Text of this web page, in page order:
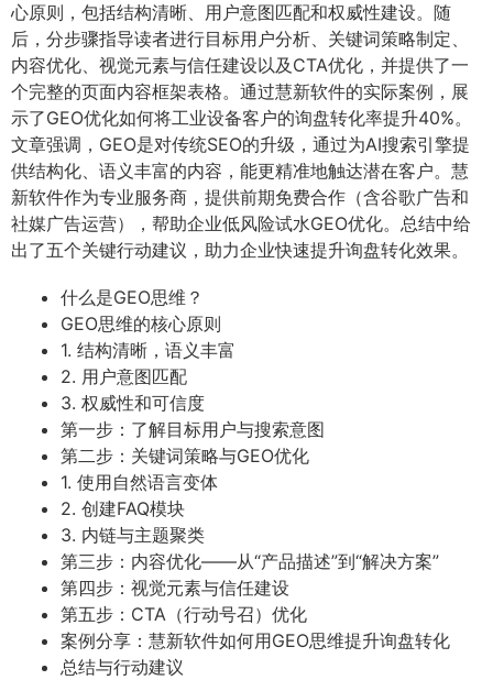
心原则，包括结构清晰、用户意图匹配和权威性建设。随
后，分步骤指导读者进行目标用户分析、关键词策略制定、
内容优化、视觉元素与信任建设以及CTA优化，并提供了一
个完整的页面内容框架表格。通过慧新软件的实际案例，展
示了GEO优化如何将工业设备客户的询盘转化率提升40%。
文章强调，GEO是对传统SEO的升级，通过为AI搜索引擎提
供结构化、语义丰富的内容，能更精准地触达潜在客户。慧
新软件作为专业服务商，提供前期免费合作（含谷歌广告和
社媒广告运营），帮助企业低风险试水GEO优化。总结中给
出了五个关键行动建议，助力企业快速提升询盘转化效果。
什么是GEO思维？
GEO思维的核心原则
1. 结构清晰，语义丰富
2. 用户意图匹配
3. 权威性和可信度
第一步：了解目标用户与搜索意图
第二步：关键词策略与GEO优化
1. 使用自然语言变体
2. 创建FAQ模块
3. 内链与主题聚类
第三步：内容优化——从“产品描述”到“解决方案”
第四步：视觉元素与信任建设
第五步：CTA（行动号召）优化
案例分享：慧新软件如何用GEO思维提升询盘转化
总结与行动建议